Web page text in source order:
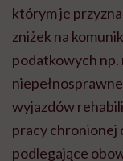
którym je
zniżek na
podatkowych
wyjazdów
pracy chronionej
podlegające